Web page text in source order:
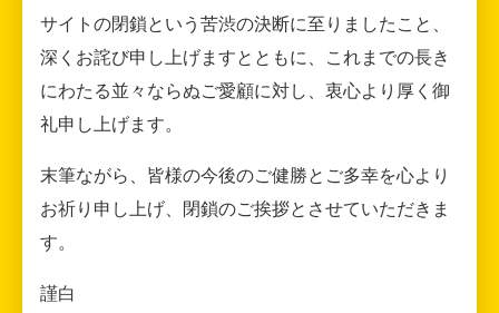
サイトの閉鎖という苦渋の決断に至りましたこと、
深くお詫び申し上げますとともに、これまでの長き
にわたる並々ならぬご愛顧に対し、衷心より厚く御
礼申し上げます。
末筆ながら、皆様の今後のご健勝とご多幸を心より
お祈り申し上げ、閉鎖のご挨拶とさせていただきま
す。
謹白